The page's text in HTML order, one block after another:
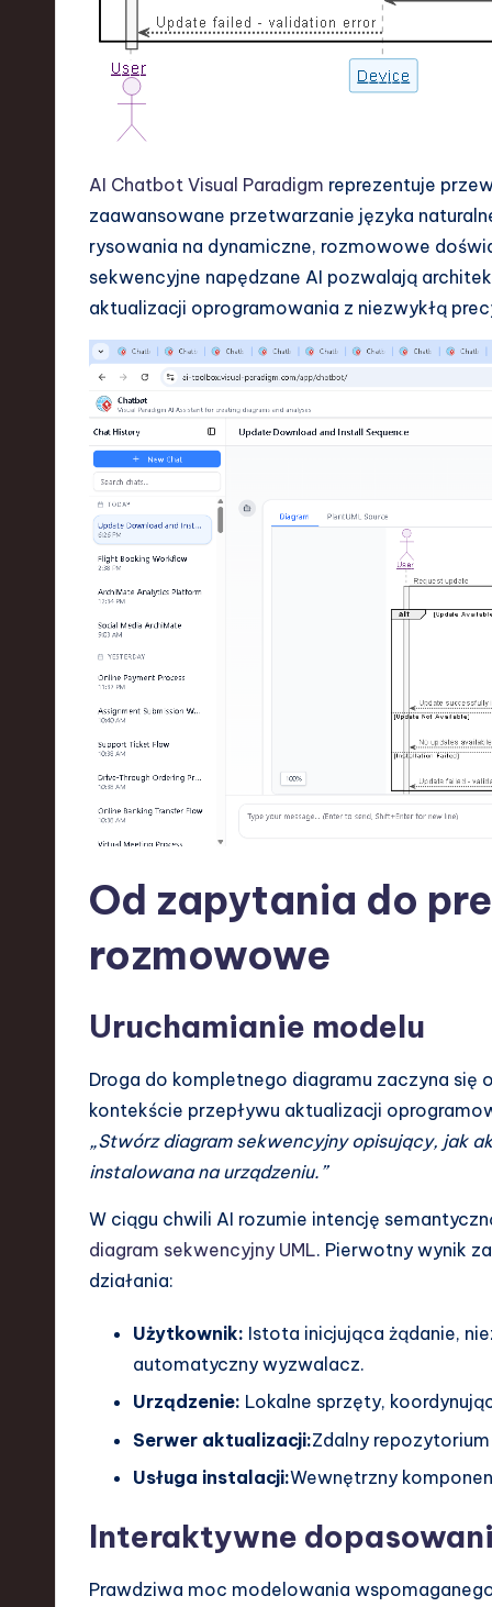
AI Chatbot Visual Paradigm reprezentuje
zaawansowane przetwarzanie języka
rysowania na dynamiczne, rozmowowe
sekwencyjne napędzane AI pozwalają
aktualizacji oprogramowania z niezwykłą
Od zapytania do
rozmowowe
Uruchamianie modelu
Droga do kompletnego diagramu zaczyna się
kontekście przepływu aktualizacji
„Stwórz diagram sekwencyjny opisujący, jak
instalowana na urządzeniu.”
W ciągu chwili AI rozumie intencję
diagram sekwencyjny UML. Pierwotny wynik
działania:
Użytkownik: Istota inicjująca żądanie,
automatyczny wyzwalacz.
Urządzenie: Lokalne sprzęty,
Serwer aktualizacji:Zdalny
Usługa instalacji:Wewnętrzny
Interaktywne
Prawdziwa moc modelowania